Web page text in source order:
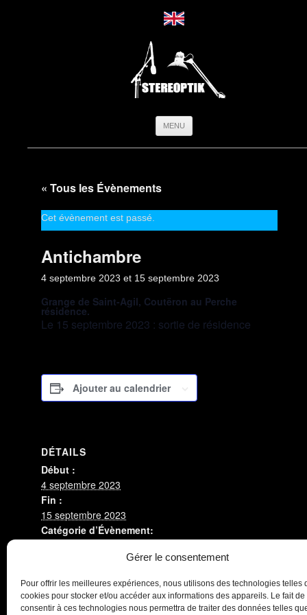
Gérer le consentement
Pour offrir les meilleures expériences, nous utilisons des technologies telles
cookies pour stocker et/ou accéder aux informations des appareils. Le fait de
consentir à ces technologies nous permettra de traiter des données telles
MENU
« Tous les Évènements
Cet évènement est passé.
Antichambre
4 septembre 2023 et 15 septembre 2023
Grange de Saint-Agil, Coutëron au Perche
résidence.
Le 15 septembre 2023 : sortie de résidence
Ajouter au calendrier
DÉTAILS
Début :
4 septembre 2023
Fin :
15 septembre 2023
Catégorie d’Évènement:
Triptik Antichambre